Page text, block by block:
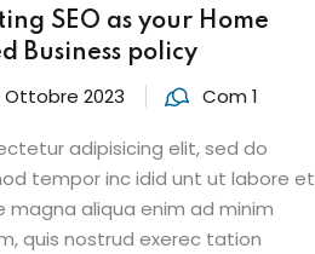
SEO as your Home
Business policy
Ottobre 2023 Com 1
adipisicing elit, sed do
tempor inc idid unt ut labore et
magna aliqua enim ad minim
quis nostrud exerec tation